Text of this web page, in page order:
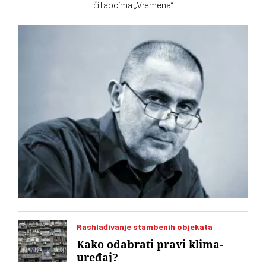
čitaocima „Vremena“
Rashlađivanje stambenih objekata
Kako odabrati pravi klima-
uređaj?